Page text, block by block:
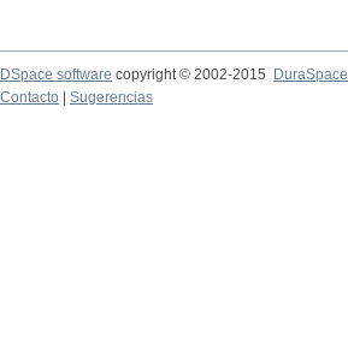
DSpace software copyright © 2002-2015
DuraSpace
Contacto
Sugerencias